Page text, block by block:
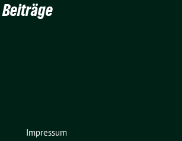
Impressum